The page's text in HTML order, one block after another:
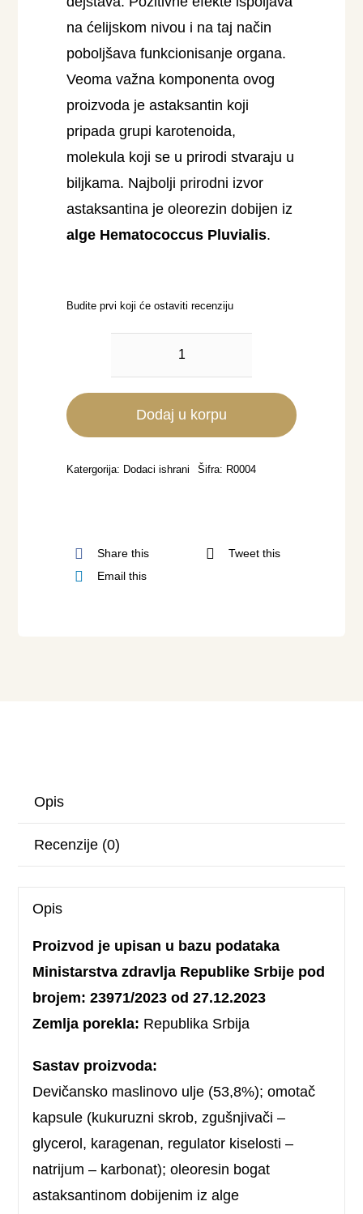
na ćelijskom nivou i na taj način
poboljšava funkcionisanje organa.
Veoma važna komponenta ovog
proizvoda je astaksantin koji
pripada grupi karotenoida,
molekula koji se u prirodi stvaraju u
biljkama. Najbolji prirodni izvor
astaksantina je oleorezin dobijen iz
alge Hematococcus Pluvialis.
Budite prvi koji će ostaviti recenziju
(Astaksantin)
Dodaj u korpu
Katergorija: Dodaci ishrani Šifra: R0004
Share this
Tweet this
Email this
Opis
Recenzije (0)
Opis
Proizvod je upisan u bazu podataka
Ministarstva zdravlja Republike Srbije pod
brojem: 23971/2023 od 27.12.2023
Zemlja porekla: Republika Srbija
Sastav proizvoda:
Devičansko maslinovo ulje (53,8%); omotač
kapsule (kukuruzni skrob, zgušnjivači –
glycerol, karagenan, regulator kiselosti –
natrijum – karbonat); oleoresin bogat
astaksantinom dobijenim iz alge